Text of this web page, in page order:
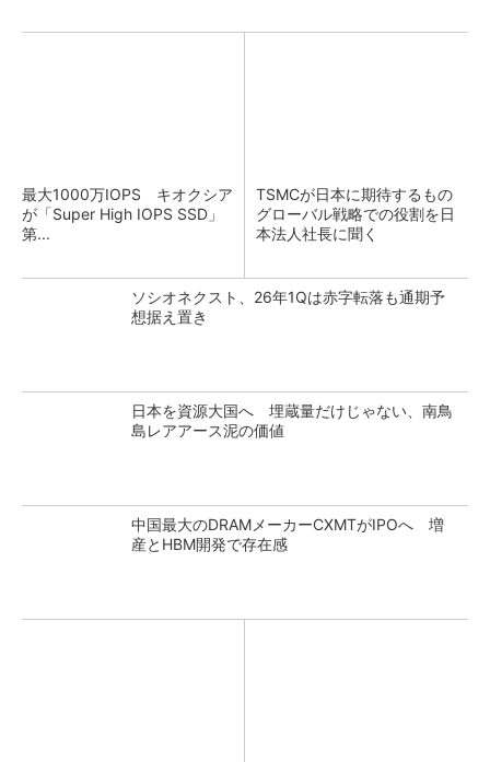
最大1000万IOPS キオクシア
が「Super High IOPS SSD」
第...
TSMCが日本に期待するもの
グローバル戦略での役割を日
本法人社長に聞く
ソシオネクスト、26年1Qは赤字転落も通期予
想据え置き
日本を資源大国へ 埋蔵量だけじゃない、南鳥
島レアアース泥の価値
中国最大のDRAMメーカーCXMTがIPOへ 増
産とHBM開発で存在感